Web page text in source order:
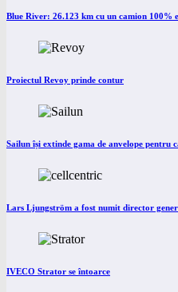
Blue River: 26.123 km cu un camion
Proiectul Revoy prinde contur
Sailun își extinde gama de anvelope pentru
Lars Ljungström a fost numit director
IVECO Strator se întoarce